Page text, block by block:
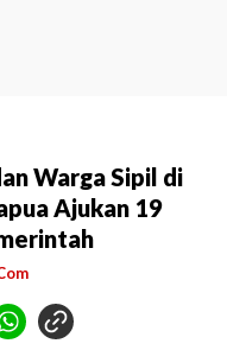
Warga Sipil di
Ajukan 19